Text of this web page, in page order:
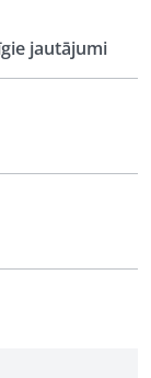
jautājumi